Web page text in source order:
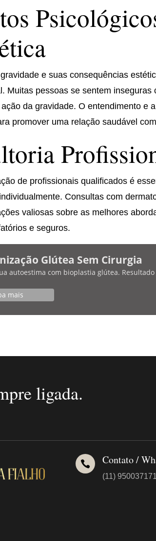
e suas consequências
Muitas pessoas se sentem
da gravidade. O entendimento e
promover uma relação saudável
de profissionais qualificados é
Consultas com
valiosas sobre as melhores
e seguros.
Glútea Sem Cirurgia
autoestima com bioplastia glútea.
mais
ligada.
 Contato /
(11) 950037171